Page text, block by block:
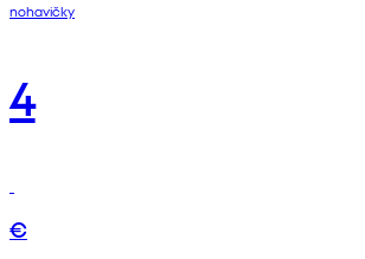
nohavičky
4
€